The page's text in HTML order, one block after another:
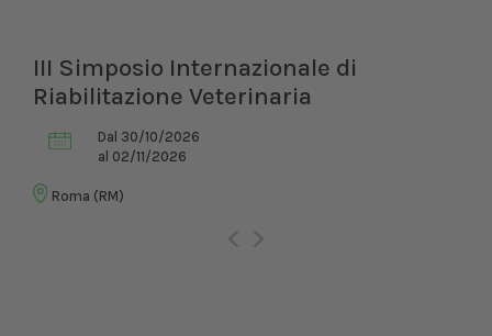
III Simposio Internazionale di
Riabilitazione Veterinaria
Dal 30/10/2026
al 02/11/2026
Roma (RM)